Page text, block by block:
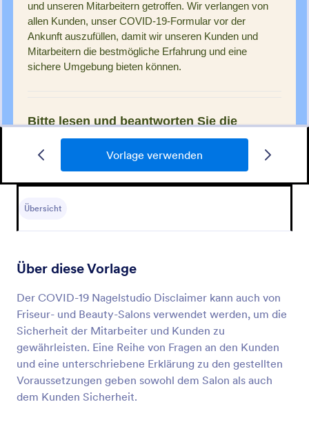
Vorlage verwenden
Übersicht
Über diese Vorlage
Der COVID-19 Nagelstudio Disclaimer kann auch von
Friseur- und Beauty-Salons verwendet werden, um die
Sicherheit der Mitarbeiter und Kunden zu
gewährleisten. Eine Reihe von Fragen an den Kunden
und eine unterschriebene Erklärung zu den gestellten
Voraussetzungen geben sowohl dem Salon als auch
dem Kunden Sicherheit.
Formular Für Krankmeldung
Arbeitnehmer aufgefüllt, um seinen Arbeitgeber
informieren.
Vorschau